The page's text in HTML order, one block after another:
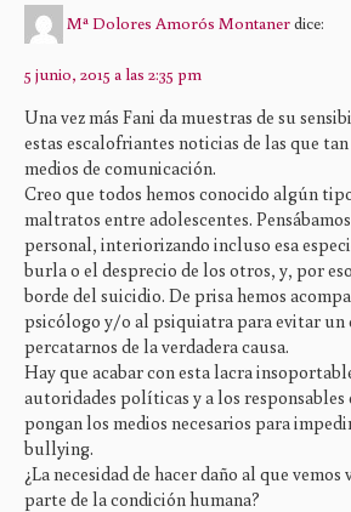
Mª Dolores Amorós Montanerdice:
5 junio, 2015 a las 2:35 pm
Una vez más Fani da muestras de su
estas escalofriantes noticias de las que
medios de comunicación.
Creo que todos hemos conocido algún
maltratos entre adolescentes.
personal, interiorizando incluso esa
burla o el desprecio de los otros, y, por
borde del suicidio. De prisa hemos
psicólogo y/o al psiquiatra para evitar un
percatarnos de la verdadera causa.
Hay que acabar con esta lacra
autoridades políticas y a los responsables
pongan los medios necesarios para
bullying.
¿La necesidad de hacer daño al que
parte de la condición humana?